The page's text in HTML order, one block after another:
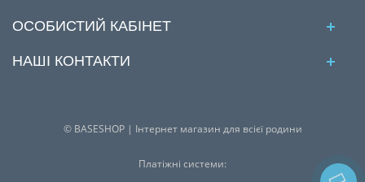
ОСОБИСТИЙ КАБІНЕТ
НАШІ КОНТАКТИ
© BASESHOP | Інтернет магазин для всієї родини
Платіжні системи: